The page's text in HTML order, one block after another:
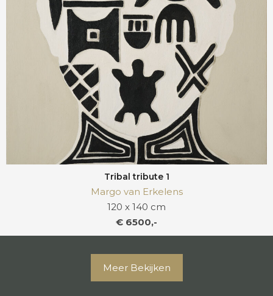
Tribal tribute 1
Margo van Erkelens
120 x 140 cm
€ 6500,-
Meer Bekijken